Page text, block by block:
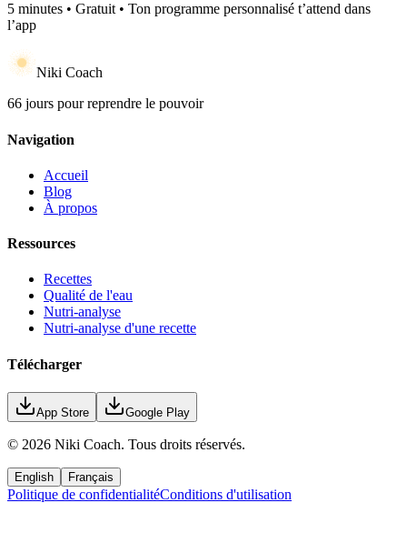
5 minutes • Gratuit • Ton programme personnalisé t’attend dans
l’app
Niki Coach
66 jours pour reprendre le pouvoir
Navigation
Accueil
Blog
À propos
Ressources
Recettes
Qualité de l'eau
Nutri-analyse
Nutri-analyse d'une recette
Télécharger
App Store Google Play
© 2026 Niki Coach. Tous droits réservés.
English Français
Politique de confidentialitéConditions d'utilisation